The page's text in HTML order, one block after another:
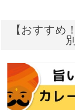
【おすすめ